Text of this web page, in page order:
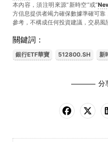
本內容，須注明來源“新時空”或“
方信息提供者竭力確保數據準確可
參考，不構成任何投資建議，交易風
關鍵詞：
銀行ETF華寶 512800.SH 新
分